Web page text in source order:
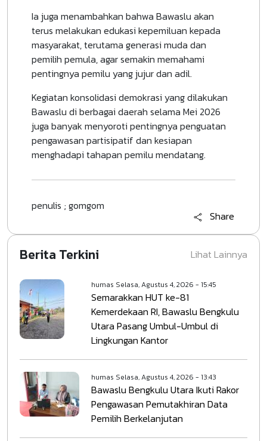
Ia juga menambahkan bahwa Bawaslu akan
terus melakukan edukasi kepemiluan kepada
masyarakat, terutama generasi muda dan
pemilih pemula, agar semakin memahami
pentingnya pemilu yang jujur dan adil.
Kegiatan konsolidasi demokrasi yang dilakukan
Bawaslu di berbagai daerah selama Mei 2026
juga banyak menyoroti pentingnya penguatan
pengawasan partisipatif dan kesiapan
menghadapi tahapan pemilu mendatang.
penulis ; gomgom
Share
Berita Terkini
humas Selasa, Agustus 4, 2026 - 15:45
Semarakkan HUT ke-81
Kemerdekaan RI, Bawaslu Bengkulu
Utara Pasang Umbul-Umbul di
Lingkungan Kantor
humas Selasa, Agustus 4, 2026 - 13:43
Bawaslu Bengkulu Utara Ikuti Rakor
Pengawasan Pemutakhiran Data
Pemilih Berkelanjutan
Lihat Lainnya